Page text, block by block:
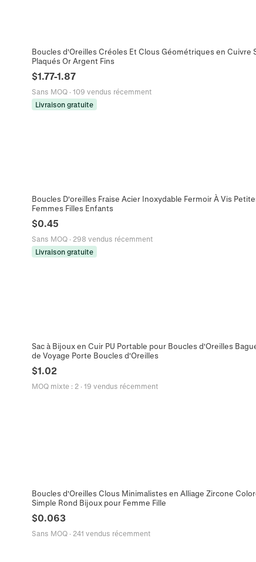
Boucles d'Oreilles Créoles Et Clous Géométriques en Cuivre
Plaqués Or Argent Fins
$1.77-1.87
Sans MOQ· 109 vendus récemment
Livraison gratuite
Boucles D'oreilles Fraise Acier Inoxydable Fermoir À Vis
Femmes Filles Enfants
$0.45
Sans MOQ· 298 vendus récemment
Livraison gratuite
Sac à Bijoux en Cuir PU Portable pour Boucles d'Oreilles
de Voyage Porte Boucles d'Oreilles
$1.02
MOQ mixte: 2· 19 vendus récemment
Boucles d'Oreilles Clous Minimalistes en Alliage Zircone
Simple Rond Bijoux pour Femme Fille
$0.063
Sans MOQ· 241 vendus récemment